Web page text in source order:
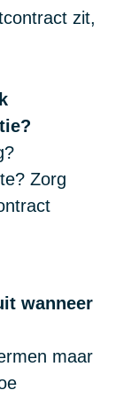
zit,
Zorg
wanneer
maar